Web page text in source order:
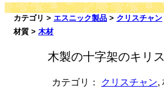
カテゴリ > エスニック製品 > クリスチャン
材質 > 木材
木製の十字架のキリ
カテゴリ： クリスチャン,